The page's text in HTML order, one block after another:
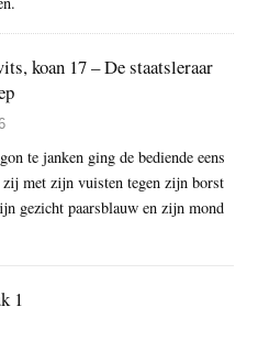
koan 17 – De staatsleraar
te janken ging de bediende eens
met zijn vuisten tegen zijn borst
gezicht paarsblauw en zijn mond
1